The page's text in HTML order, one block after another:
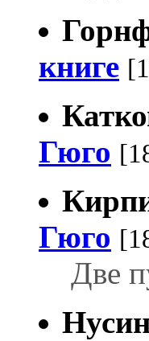
книге
Гюго
Гюго
Две